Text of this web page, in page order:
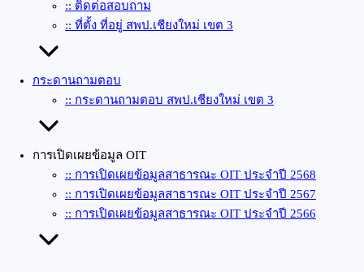
:: ติดต่อสอบถาม
:: ที่ตั้ง ที่อยู่ สพป.เชียงใหม่ เขต 3
กระดานถามตอบ
:: กระดานถามตอบ สพป.เชียงใหม่ เขต 3
การเปิดเผยข้อมูล OIT
:: การเปิดเผยข้อมูลสาธารณะ OIT ประจำปี 2568
:: การเปิดเผยข้อมูลสาธารณะ OIT ประจำปี 2567
:: การเปิดเผยข้อมูลสาธารณะ OIT ประจำปี 2566